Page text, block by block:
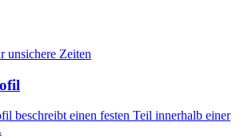
Zeiten
beschreibt einen festen Teil innerhalb einer